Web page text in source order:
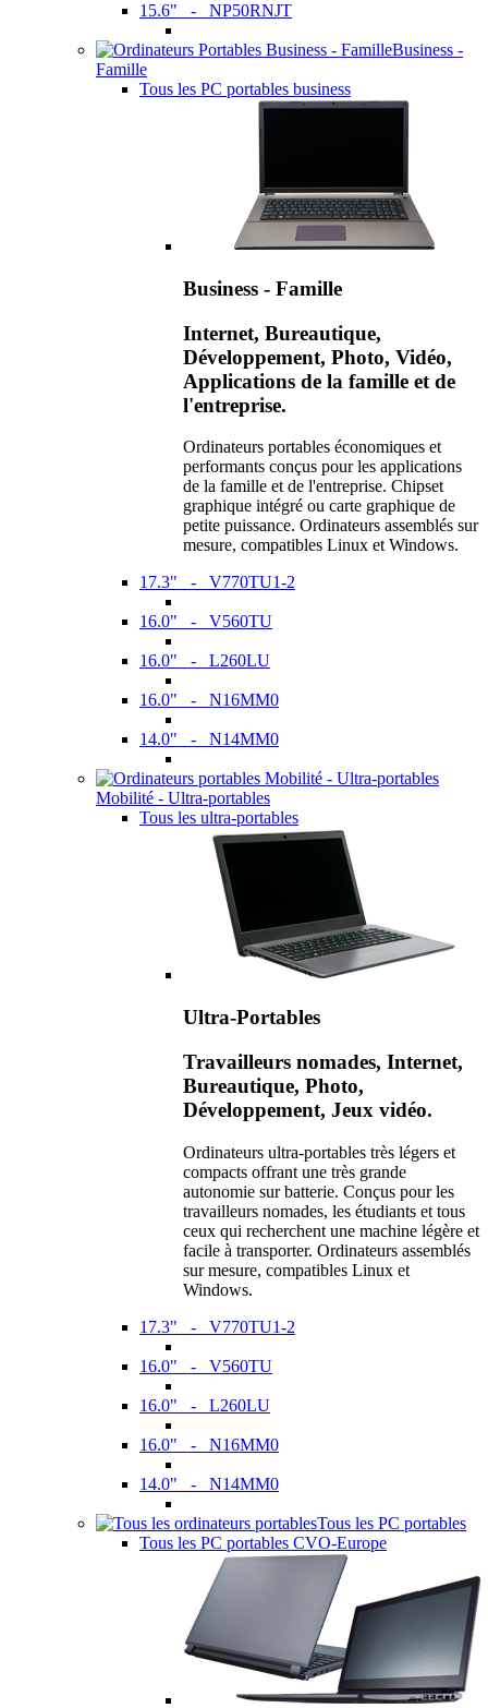
15.6" - NP50RNJT
Business -
Famille
Tous les PC portables business
Business - Famille
Internet, Bureautique,
Développement, Photo, Vidéo,
Applications de la famille et de
l'entreprise.
Ordinateurs portables économiques et
performants conçus pour les applications
de la famille et de l'entreprise. Chipset
graphique intégré ou carte graphique de
petite puissance. Ordinateurs assemblés sur
mesure, compatibles Linux et Windows.
17.3" - V770TU1-2
16.0" - V560TU
16.0" - L260LU
16.0" - N16MM0
14.0" - N14MM0
Mobilité - Ultra-portables
Tous les ultra-portables
Ultra-Portables
Travailleurs nomades, Internet,
Bureautique, Photo,
Développement, Jeux vidéo.
Ordinateurs ultra-portables très légers et
compacts offrant une très grande
autonomie sur batterie. Conçus pour les
travailleurs nomades, les étudiants et tous
ceux qui recherchent une machine légère et
facile à transporter. Ordinateurs assemblés
sur mesure, compatibles Linux et
Windows.
17.3" - V770TU1-2
16.0" - V560TU
16.0" - L260LU
16.0" - N16MM0
14.0" - N14MM0
Tous les PC portables
Tous les PC portables CVO-Europe